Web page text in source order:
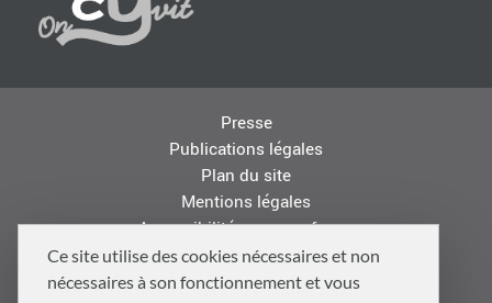
Ce site utilise des cookies nécessaires et non
nécessaires à son fonctionnement et vous
Presse
Publications légales
Plan du site
Mentions légales
Accessibilité : non conforme
Les autres sites de la Métropole
Offres d'emploi